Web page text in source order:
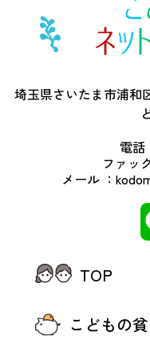
埼玉県さいたま市浦和
電話
ファッ
メール ：
TOP
こどもの